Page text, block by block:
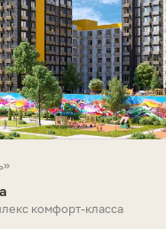
комфорт-класса